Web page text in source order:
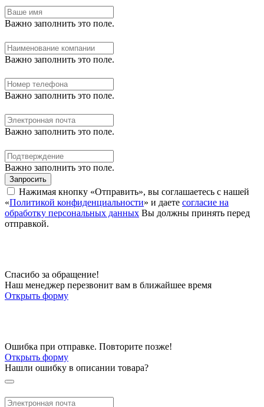
Важно заполнить это поле.
Важно заполнить это поле.
Важно заполнить это поле.
Важно заполнить это поле.
Важно заполнить это поле.
Запросить
Нажимая кнопку «Отправить», вы соглашаетесь с нашей
«Политикой конфиденциальности» и даете согласие на
обработку персональных данных Вы должны принять перед
отправкой.
Спасибо за обращение!
Наш менеджер перезвонит вам в ближайшее время
Открыть форму
Ошибка при отправке. Повторите позже!
Открыть форму
Нашли ошибку в описании товара?